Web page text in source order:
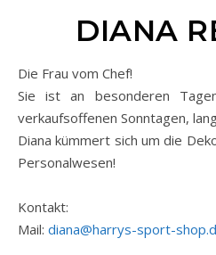
DIANA
Die Frau vom Chef!
Sie ist an besonderen
verkaufsoffenen Sonntagen,
Diana kümmert sich um die
Personalwesen!
Kontakt:
Mail: diana@harrys-sport-